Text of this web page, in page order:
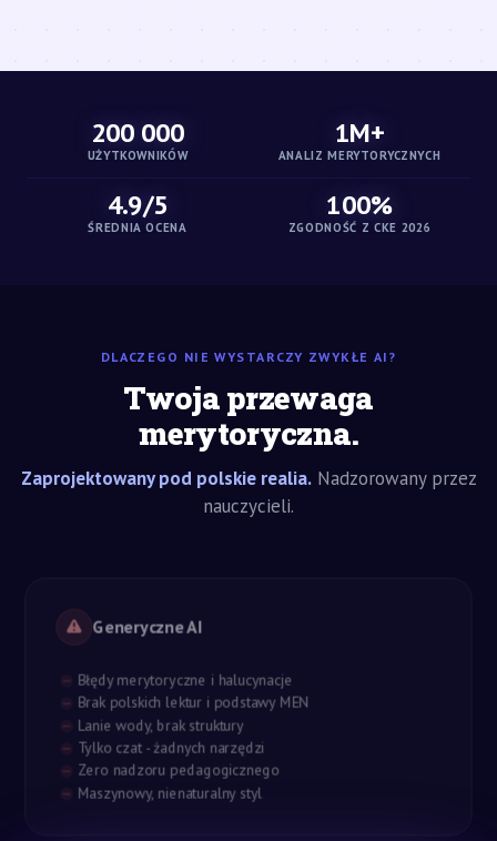
200 000
UŻYTKOWNIKÓW
1M+
ANALIZ MERYTORYCZNYCH
4.9/5
ŚREDNIA OCENA
100%
ZGODNOŚĆ Z CKE 2026
DLACZEGO NIE WYSTARCZY ZWYKŁE AI?
Twoja przewaga
merytoryczna.
Zaprojektowany pod polskie realia.Nadzorowany przez
nauczycieli.
Generyczne AI
Błędy merytoryczne i halucynacje
Brak polskich lektur i podstawy MEN
Lanie wody, brak struktury
Tylko czat - żadnych narzędzi
Zero nadzoru pedagogicznego
Maszynowy, nienaturalny styl